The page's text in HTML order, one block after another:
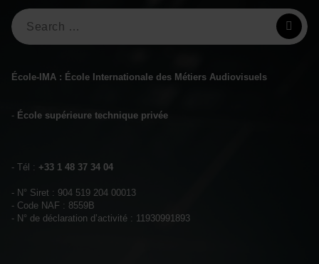
Search
for:
École-IMA : École Internationale des Métiers Audiovisuels
- École supérieure technique privée
- Tél : +33 1 48 37 34 04
- N° Siret : 904 519 204 00013
- Code NAF : 8559B
- N° de déclaration d’activité : 11930991893